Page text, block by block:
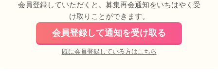
会員登録していただくと。募集再会通知をいちはやく受
け取りことができます。
会員登録して通知を受け取る
既に会員登録している方はこちら